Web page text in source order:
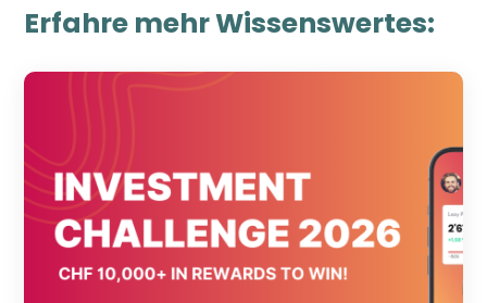
Erfahre mehr Wissenswertes: